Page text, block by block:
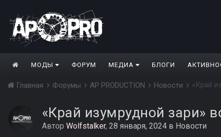
МОДЫ ФОРУМ МЕДИА БЛОГИ
Главная Форумы AP PRODUCTION Новости «Край
«Край изумрудной зари»
Автор Wolfstalker, 28 января, 2024 в Новости